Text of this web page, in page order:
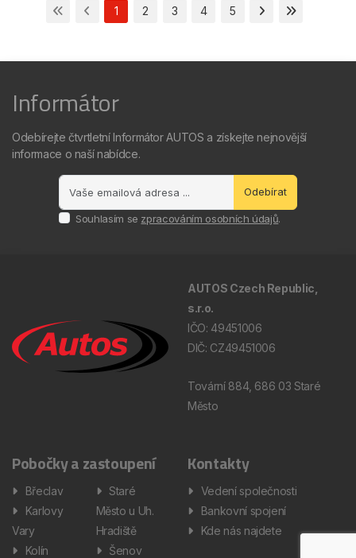
1 2 3 4 5
Informátor
Odebírejte čtvrtletní Informátor AUTOS a získejte nejnovější
informace o naší nabídce.
Odebírat
Souhlasím se zpracováním osobních údajů.
AUTOS Czech Republic,
s.r.o.
IČO: 49451006
DIČ: CZ49451006
Tovární 884, 686 03 Staré
Město
Pobočky a zastoupení
Břeclav
Karlovy
Vary
Kolín
Staré
Město u Uh.
Hradiště
Šenov
Kontakty
Vedení společnosti
Bankovní spojení
Kde nás najdete